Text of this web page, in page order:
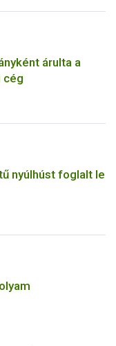
árulta a
cég
nyúlhúst foglalt le